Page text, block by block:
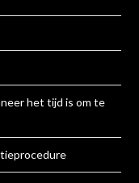
het tijd is om te